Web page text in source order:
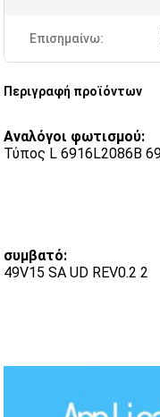
Επισημαίνω:
Περιγραφή προϊόντων
Αναλόγοι φωτισμού:
Τύπος L 6916L2086B
συμβατό:
49V15 SA UD REV0.2 2